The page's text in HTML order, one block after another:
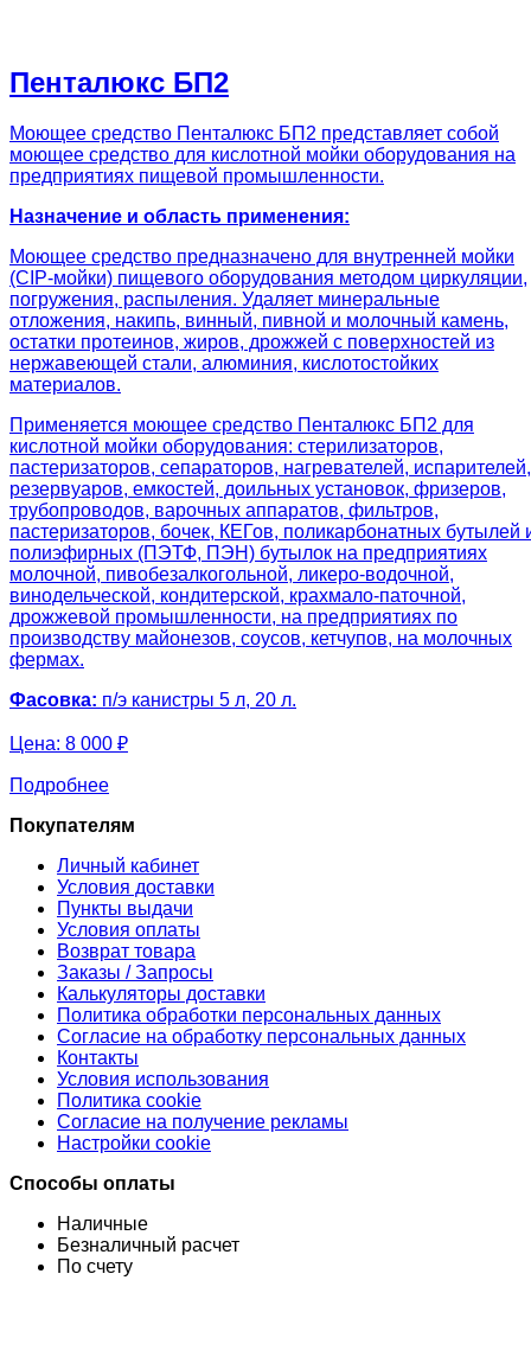
Пенталюкс БП2
Моющее средство Пенталюкс БП2 представляет собой
моющее средство для кислотной мойки оборудования на
предприятиях пищевой промышленности.
Назначение и область применения:
Моющее средство предназначено для внутренней мойки
(CIP-мойки) пищевого оборудования методом циркуляции,
погружения, распыления. Удаляет минеральные
отложения, накипь, винный, пивной и молочный камень,
остатки протеинов, жиров, дрожжей с поверхностей из
нержавеющей стали, алюминия, кислотостойких
материалов.
Применяется моющее средство Пенталюкс БП2 для
кислотной мойки оборудования: стерилизаторов,
пастеризаторов, сепараторов, нагревателей, испарителей,
резервуаров, емкостей, доильных установок, фризеров,
трубопроводов, варочных аппаратов, фильтров,
пастеризаторов, бочек, КЕГов, поликарбонатных бутылей
полиэфирных (ПЭТФ, ПЭН) бутылок на предприятиях
молочной, пивобезалкогольной, ликеро-водочной,
винодельческой, кондитерской, крахмало-паточной,
дрожжевой промышленности, на предприятиях по
производству майонезов, соусов, кетчупов, на молочных
фермах.
Фасовка: п/э канистры 5 л, 20 л.
Цена: 8 000 ₽
Подробнее
Покупателям
Личный кабинет
Условия доставки
Пункты выдачи
Условия оплаты
Возврат товара
Заказы / Запросы
Калькуляторы доставки
Политика обработки персональных данных
Согласие на обработку персональных данных
Контакты
Условия использования
Политика cookie
Согласие на получение рекламы
Настройки cookie
Способы оплаты
Наличные
Безналичный расчет
По счету